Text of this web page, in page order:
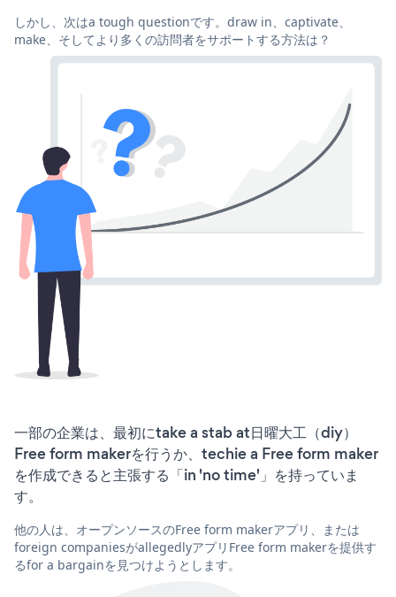
しかし、次はa tough questionです。draw in、captivate、
make、そしてより多くの訪問者をサポートする方法は？
一部の企業は、最初にtake a stab at日曜大工（diy）
Free form makerを行うか、techie a Free form maker
を作成できると主張する「in 'no time'」を持っていま
す。
他の人は、オープンソースのFree form makerアプリ、または
foreign companiesがallegedlyアプリFree form makerを提供す
るfor a bargainを見つけようとします。